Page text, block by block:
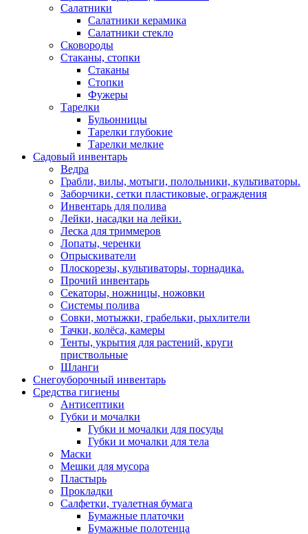
Салатники
Салатники керамика
Салатники стекло
Сковороды
Стаканы, стопки
Стаканы
Стопки
Фужеры
Тарелки
Бульонницы
Тарелки глубокие
Тарелки мелкие
Садовый инвентарь
Ведра
Грабли, вилы, мотыги, полольники, культиваторы.
Заборчики, сетки пластиковые, ограждения
Инвентарь для полива
Лейки, насадки на лейки.
Леска для триммеров
Лопаты, черенки
Опрыскиватели
Плоскорезы, культиваторы, торнадика.
Прочий инвентарь
Секаторы, ножницы, ножовки
Системы полива
Совки, мотыжки, грабельки, рыхлители
Тачки, колёса, камеры
Тенты, укрытия для растений, круги
приствольные
Шланги
Снегоуборочный инвентарь
Средства гигиены
Антисептики
Губки и мочалки
Губки и мочалки для посуды
Губки и мочалки для тела
Маски
Мешки для мусора
Пластырь
Прокладки
Салфетки, туалетная бумага
Бумажные платочки
Бумажные полотенца